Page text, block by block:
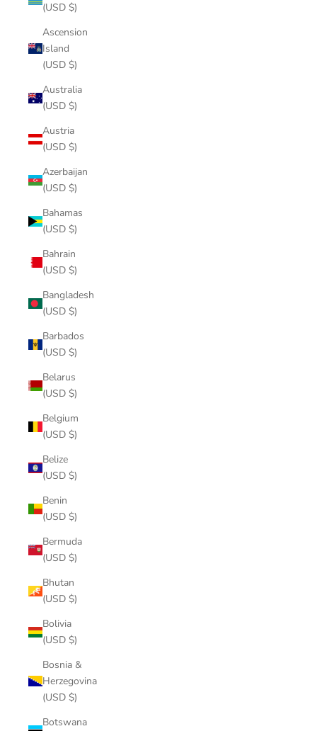
(USD $)
Ascension
Island
(USD $)
Australia
(USD $)
Austria
(USD $)
Azerbaijan
(USD $)
Bahamas
(USD $)
Bahrain
(USD $)
Bangladesh
(USD $)
Barbados
(USD $)
Belarus
(USD $)
Belgium
(USD $)
Belize
(USD $)
Benin
(USD $)
Bermuda
(USD $)
Bhutan
(USD $)
Bolivia
(USD $)
Bosnia &
Herzegovina
(USD $)
Botswana